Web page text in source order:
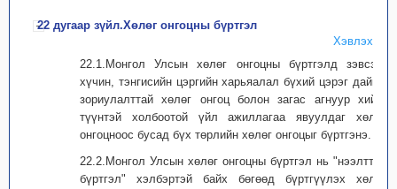
22 дугаар зүйл.Хөлөг онгоцны бүртгэл
Хэвлэх
22.1.Монгол Улсын хөлөг онгоцны бүртгэлд зэвсэгт
хүчин, тэнгисийн цэргийн харьяалал бүхий цэрэг дайны
зориулалттай хөлөг онгоц болон загас агнуур хийх,
түүнтэй холбоотой үйл ажиллагаа явуулдаг хөлөг
онгоцноос бусад бүх төрлийн хөлөг онгоцыг бүртгэнэ.
22.2.Монгол Улсын хөлөг онгоцны бүртгэл нь "нээлттэй
бүртгэл" хэлбэртэй байх бөгөөд бүртгүүлэх хөлөг